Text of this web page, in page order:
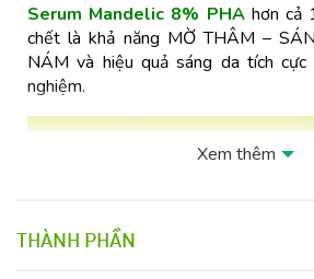
Serum Mandelic 8% PHAhơn cả
chết là khả năng MỜ THÂM –
NÁM và hiệu quả sáng da tích
nghiệm.
Xem thêm
THÀNH PHẦN